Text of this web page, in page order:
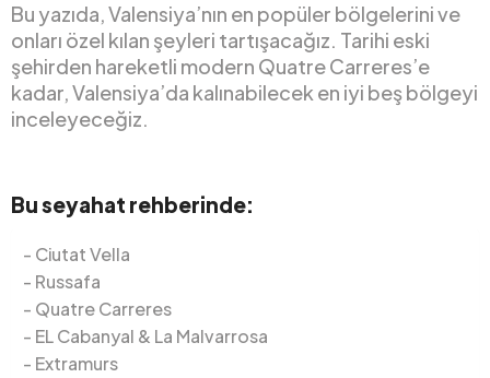
Bu yazıda, Valensiya’nın en popüler bölgelerini ve
onları özel kılan şeyleri tartışacağız. Tarihi eski
şehirden hareketli modern Quatre Carreres’e
kadar, Valensiya’da kalınabilecek en iyi beş bölgeyi
inceleyeceğiz.
Bu seyahat rehberinde:
Ciutat Vella
Russafa
Quatre Carreres
EL Cabanyal & La Malvarrosa
Extramurs